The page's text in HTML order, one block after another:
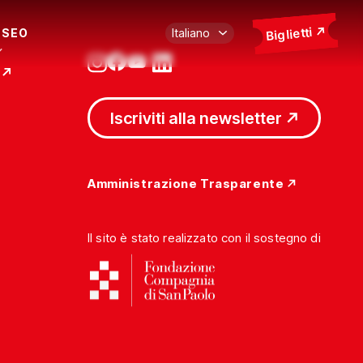
Biglietti
Iscriviti alla newsletter
Amministrazione Trasparente
Il sito è stato realizzato con il sostegno di